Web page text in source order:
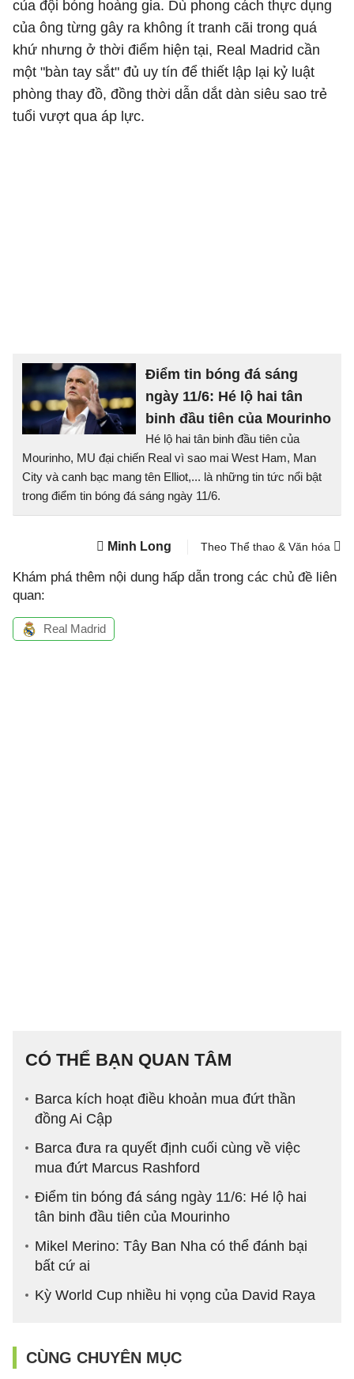
của đội bóng hoàng gia. Dù phong cách thực dụng
của ông từng gây ra không ít tranh cãi trong quá
khứ nhưng ở thời điểm hiện tại, Real Madrid cần
một "bàn tay sắt" đủ uy tín để thiết lập lại kỷ luật
phòng thay đồ, đồng thời dẫn dắt dàn siêu sao trẻ
tuổi vượt qua áp lực.
Điểm tin bóng đá sáng
ngày 11/6: Hé lộ hai tân
binh đầu tiên của Mourinho
Hé lộ hai tân binh đầu tiên của
Mourinho, MU đại chiến Real vì sao mai West Ham, Man
City và canh bạc mang tên Elliot,... là những tin tức nổi bật
trong điểm tin bóng đá sáng ngày 11/6.
Minh Long Theo Thể thao & Văn hóa
Khám phá thêm nội dung hấp dẫn trong các chủ đề liên
quan:
Real Madrid
CÓ THỂ BẠN QUAN TÂM
Barca kích hoạt điều khoản mua đứt thần
đồng Ai Cập
Barca đưa ra quyết định cuối cùng về việc
mua đứt Marcus Rashford
Điểm tin bóng đá sáng ngày 11/6: Hé lộ hai
tân binh đầu tiên của Mourinho
Mikel Merino: Tây Ban Nha có thể đánh bại
bất cứ ai
Kỳ World Cup nhiều hi vọng của David Raya
CÙNG CHUYÊN MỤC